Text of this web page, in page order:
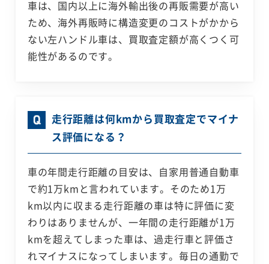
車は、国内以上に海外輸出後の再販需要が高い
ため、海外再販時に構造変更のコストがかから
ない左ハンドル車は、買取査定額が高くつく可
能性があるのです。
走行距離は何kmから買取査定でマイナ
ス評価になる？
車の年間走行距離の目安は、自家用普通自動車
で約1万kmと言われています。そのため1万
km以内に収まる走行距離の車は特に評価に変
わりはありませんが、一年間の走行距離が1万
kmを超えてしまった車は、過走行車と評価さ
れマイナスになってしまいます。毎日の通勤で